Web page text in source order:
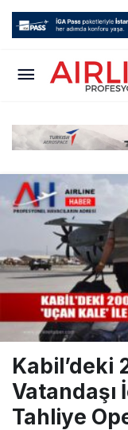
Kabil’deki
Vatandaşı
Tahliye